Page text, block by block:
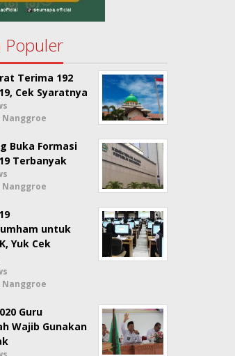
Populer
Terima 192
Cek Syaratnya
Nanggroe
Buka Formasi
Terbanyak
Nanggroe
untuk
Yuk Cek
Nanggroe
Guru
Wajib Gunakan